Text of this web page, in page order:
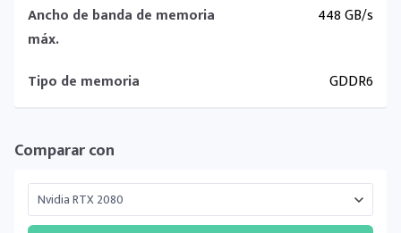
Ancho de banda de memoria
máx.
448 GB/s
Tipo de memoria GDDR6
Comparar con